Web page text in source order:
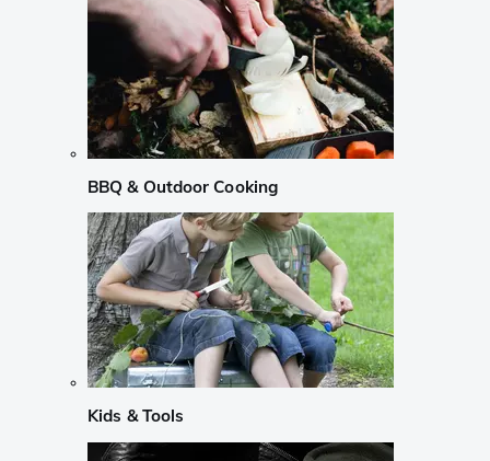
BBQ & Outdoor Cooking
Kids & Tools